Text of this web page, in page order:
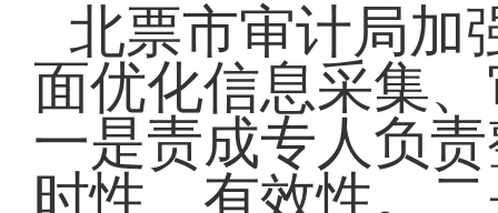
北票市审计局加
面优化信息采集
一是责成专人负
时性、有效性。